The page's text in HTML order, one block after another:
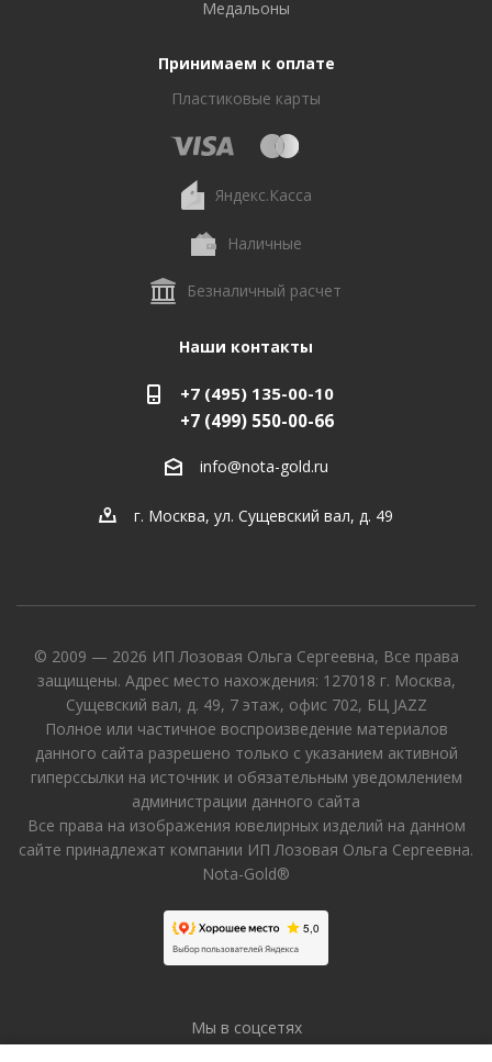
Медальоны
Принимаем к оплате
Пластиковые карты
Яндекс.Касса
Наличные
Безналичный расчет
Наши контакты
+7 (495) 135-00-10
+7 (499) 550-00-66
info@nota-gold.ru
г. Москва, ул. Сущевский вал, д. 49
© 2009 — 2026 ИП Лозовая Ольга Сергеевна, Все права
защищены. Адрес место нахождения: 127018 г. Москва,
Сущевский вал, д. 49, 7 этаж, офис 702, БЦ JAZZ
Полное или частичное воспроизведение материалов
данного сайта разрешено только с указанием активной
гиперссылки на источник и обязательным уведомлением
администрации данного сайта
Все права на изображения ювелирных изделий на данном
сайте принадлежат компании ИП Лозовая Ольга Сергеевна.
Nota-Gold®
Мы в соцсетях